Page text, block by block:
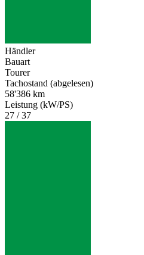
Händler
Bauart
Tourer
Tachostand (abgelesen)
58'386 km
Leistung (kW/PS)
27 / 37